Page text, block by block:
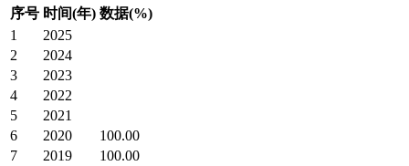
序号 时间(年) 数据(%)
1
2025
2
2024
3
2023
4
2022
5
2021
6
2020
100.00
7
2019
100.00